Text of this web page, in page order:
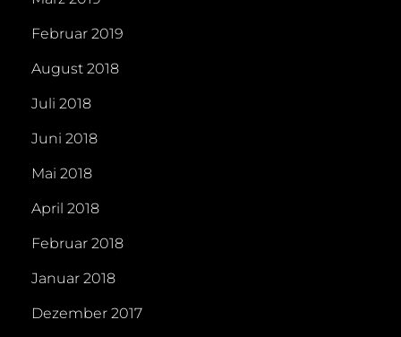
Februar 2019
August 2018
Juli 2018
Juni 2018
Mai 2018
April 2018
Februar 2018
Januar 2018
Dezember 2017